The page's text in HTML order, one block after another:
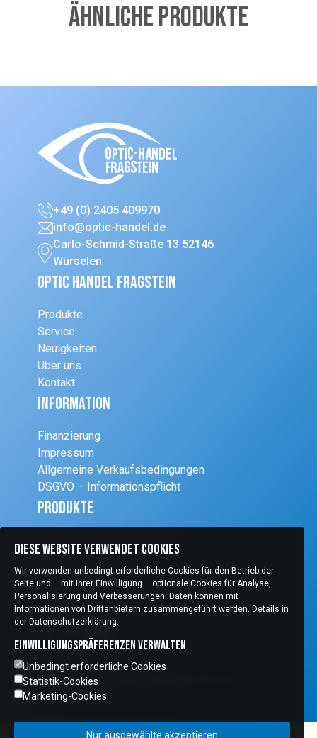
Ähnliche Produkte
+49 (0) 2405 409970
info@optic-handel.de
Carlo-Schmid-Straße 13 52146
Würselen
Optic Handel Fragstein
Produkte
Service
Neuigkeiten
Über uns
Kontakt
Information
Finanzierung
Impressum
Allgemeine Verkaufsbedingungen
DSGVO – Informationspflicht
Produkte
Einrichtung
Diagnostik
Refraktion
Chirurgie
Copyright © 2026 Optic Handel All Rights Reserved
Diese Website verwendet Cookies
Wir verwenden unbedingt erforderliche Cookies für den Betrieb der
Seite und – mit Ihrer Einwilligung – optionale Cookies für Analyse,
Personalisierung und Verbesserungen. Daten können mit
Informationen von Drittanbietern zusammengeführt werden. Details in
der Datenschutzerklärung.
Einwilligungspräferenzen verwalten
Unbedingt erforderliche Cookies
Statistik-Cookies
Marketing-Cookies
Nur ausgewählte akzeptieren